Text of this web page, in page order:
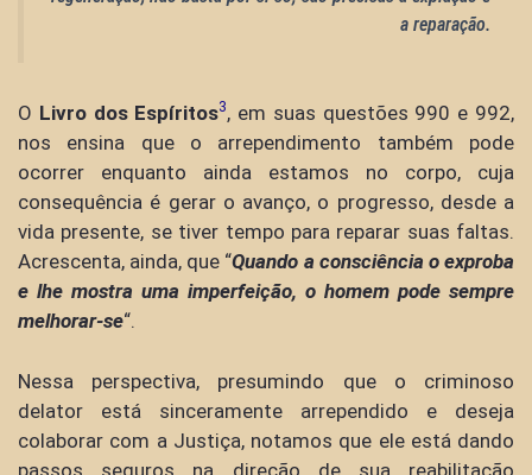
a reparação.
O Livro dos Espíritos3, em suas questões 990 e 992,
nos ensina que o arrependimento também pode
ocorrer enquanto ainda estamos no corpo, cuja
consequência é gerar o avanço, o progresso, desde a
vida presente, se tiver tempo para reparar suas faltas.
Acrescenta, ainda, que “Quando a consciência o exproba
e lhe mostra uma imperfeição, o homem pode sempre
melhorar-se“.
Nessa perspectiva, presumindo que o criminoso
delator está sinceramente arrependido e deseja
colaborar com a Justiça, notamos que ele está dando
passos seguros na direção de sua reabilitação